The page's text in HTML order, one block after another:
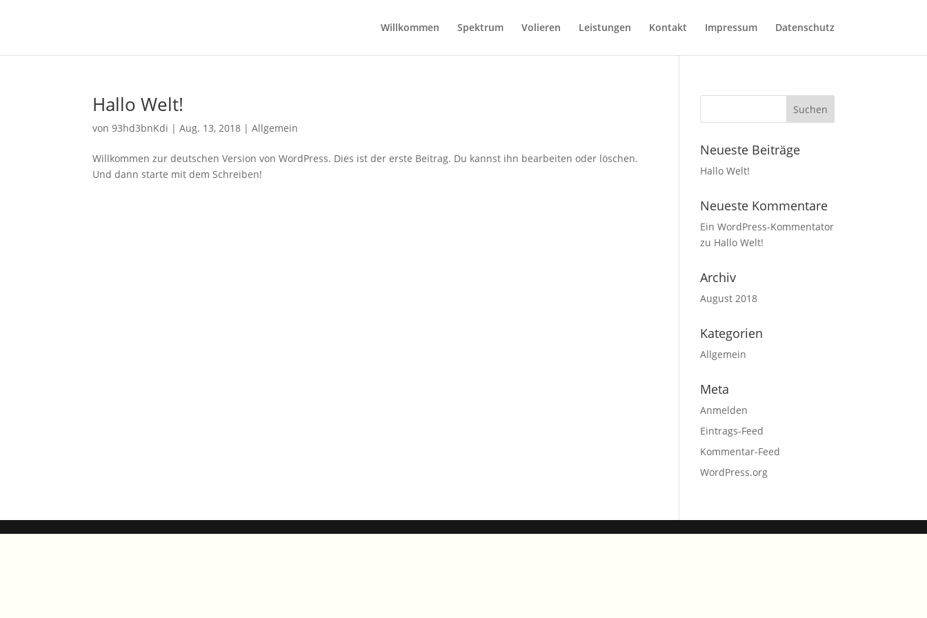
Willkommen Spektrum Volieren Leistungen Kontakt Impressum Datenschutz
Hallo Welt!
von93hd3bnKdi |Aug. 13, 2018 |Allgemein
Willkommen zur deutschen Version von WordPress. Dies ist der erste Beitrag. Du kannst ihn bearbeiten oder löschen.
Und dann starte mit dem Schreiben!
Neueste Beiträge
Hallo Welt!
Neueste Kommentare
Ein WordPress-Kommentator
zu Hallo Welt!
Archiv
August 2018
Kategorien
Allgemein
Meta
Anmelden
Eintrags-Feed
Kommentar-Feed
WordPress.org